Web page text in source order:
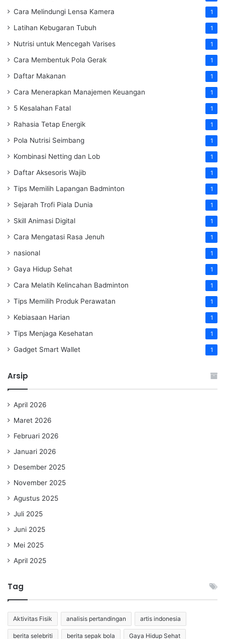
Cara Melindungi Lensa Kamera 1
Latihan Kebugaran Tubuh 1
Nutrisi untuk Mencegah Varises 1
Cara Membentuk Pola Gerak 1
Daftar Makanan 1
Cara Menerapkan Manajemen Keuangan 1
5 Kesalahan Fatal 1
Rahasia Tetap Energik 1
Pola Nutrisi Seimbang 1
Kombinasi Netting dan Lob 1
Daftar Aksesoris Wajib 1
Tips Memilih Lapangan Badminton 1
Sejarah Trofi Piala Dunia 1
Skill Animasi Digital 1
Cara Mengatasi Rasa Jenuh 1
nasional 1
Gaya Hidup Sehat 1
Cara Melatih Kelincahan Badminton 1
Tips Memilih Produk Perawatan 1
Kebiasaan Harian 1
Tips Menjaga Kesehatan 1
Gadget Smart Wallet 1
Arsip
April 2026
Maret 2026
Februari 2026
Januari 2026
Desember 2025
November 2025
Agustus 2025
Juli 2025
Juni 2025
Mei 2025
April 2025
Tag
Aktivitas Fisik analisis pertandingan artis indonesia
berita selebriti berita sepak bola Gaya Hidup Sehat